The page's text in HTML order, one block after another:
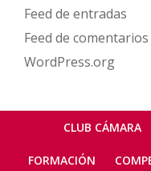
Feed de entradas
Feed de comentarios
WordPress.org
Menú
secundario
CLUB CÁMARA
FORMACIÓN